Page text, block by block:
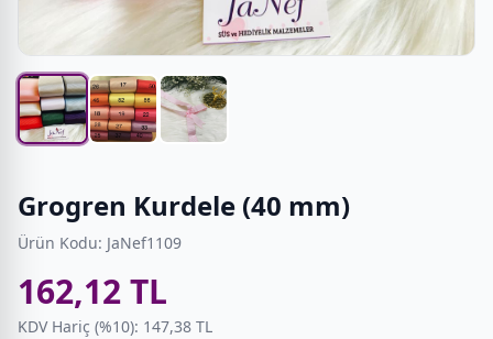
Grogren Kurdele (40 mm)
Ürün Kodu: JaNef1109
162,12 TL
KDV Hariç (%10): 147,38 TL